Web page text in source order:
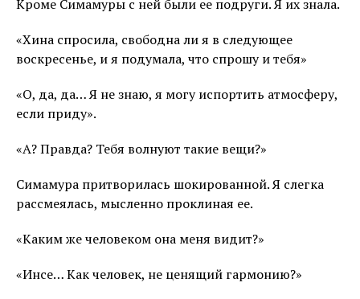
Кроме Симамуры с ней были ее подруги. Я их знала.
«Хина спросила, свободна ли я в следующее
воскресенье, и я подумала, что спрошу и тебя»
«О, да, да… Я не знаю, я могу испортить атмосферу,
если приду».
«А? Правда? Тебя волнуют такие вещи?»
Симамура притворилась шокированной. Я слегка
рассмеялась, мысленно проклиная ее.
«Каким же человеком она меня видит?»
«Инсе… Как человек, не ценящий гармонию?»